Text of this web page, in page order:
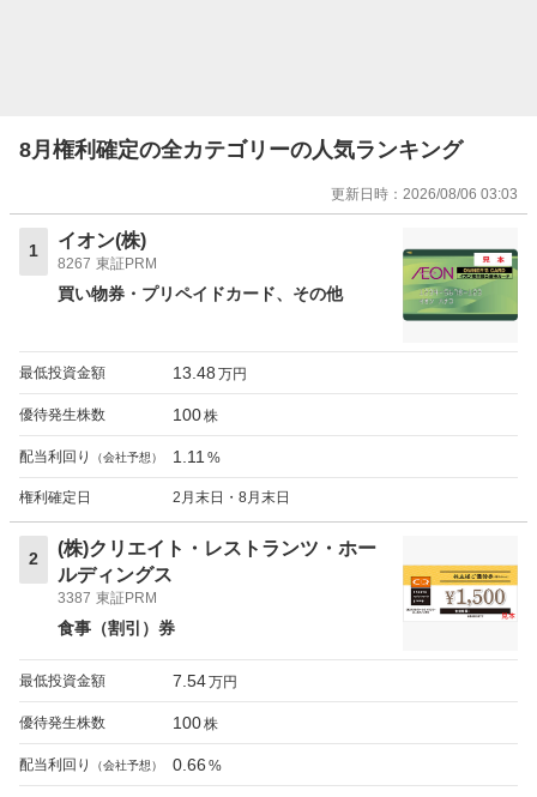
8月権利確定の全カテゴリーの人気ランキング
更新日時： 2026/08/06 03:03
1
イオン(株)
8267 東証PRM
買い物券・プリペイドカード その他
最低投資金額 13.48 万円
優待発生株数 100株
配当利回り （会社予想） 1.11 %
権利確定日 2月末日・8月末日
2
(株)クリエイト・レストランツ・ホー
ルディングス
3387 東証PRM
食事（割引）券
最低投資金額 7.54万円
優待発生株数 100株
配当利回り （会社予想） 0.66 %